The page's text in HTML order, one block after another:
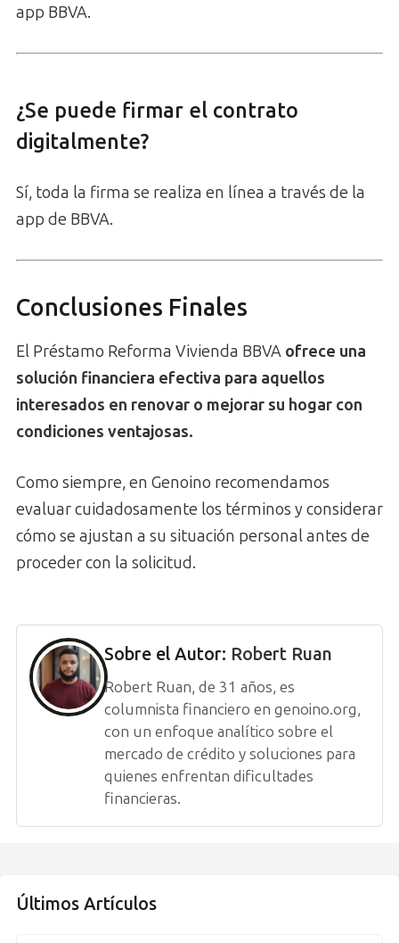
app BBVA.
¿Se puede firmar el contrato
digitalmente?
Sí, toda la firma se realiza en línea a través de la
app de BBVA.
Conclusiones Finales
El Préstamo Reforma Vivienda BBVA ofrece una
solución financiera efectiva para aquellos
interesados en renovar o mejorar su hogar con
condiciones ventajosas.
Como siempre, en Genoino recomendamos
evaluar cuidadosamente los términos y considerar
cómo se ajustan a su situación personal antes de
proceder con la solicitud.
Sobre el Autor: Robert Ruan
Robert Ruan, de 31 años, es
columnista financiero en genoino.org,
con un enfoque analítico sobre el
mercado de crédito y soluciones para
quienes enfrentan dificultades
financieras.
Últimos Artículos